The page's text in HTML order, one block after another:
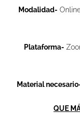
Modalidad-
Plataforma-
Material
QUE